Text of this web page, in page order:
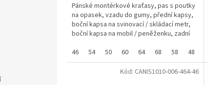
Pánské montérkové kraťasy, pas s poutky
na opasek, vzadu do gumy, přední kapsy,
boční kapsa na svinovací / skládací metr,
boční kapsa na mobil / peněženku, zadní
46
54 50 60 64 68 58 48
Kód: CANIS1010-006-464-46